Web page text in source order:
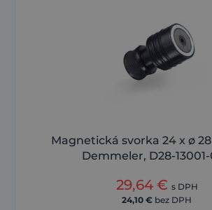
Magnetická svorka 24 x ø
Demmeler, D28-
29,64 € s DPH
24,10 € bez DPH